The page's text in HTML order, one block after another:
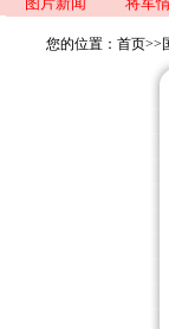
您的位置： 首页>>